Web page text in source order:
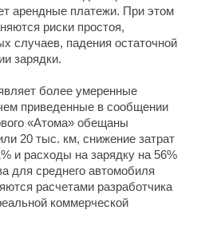
арендные платежи. При этом
риски простоя,
случаев, падения остаточной
зарядки.
более умеренные
приведенные в сообщении
«Атома» обещаны
20 тыс. км, снижение затрат
и расходы на зарядку на 56%
для среднего автомобиля
расчетами разработчика
коммерческой